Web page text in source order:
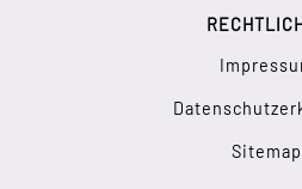
Sitemap